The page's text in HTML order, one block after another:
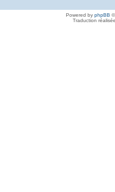
Powered by phpBB
Traduction